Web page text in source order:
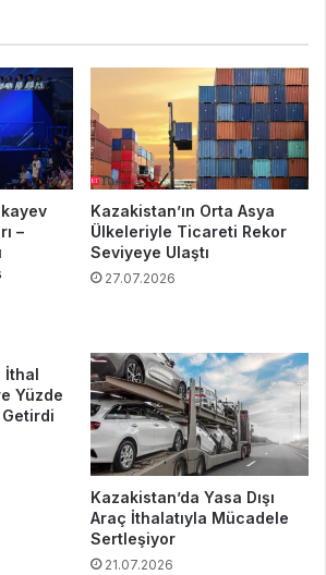
–
Kazakistan’ın Orta Asya
Ülkeleriyle Ticareti Rekor
Seviyeye Ulaştı
27.07.2026
İthal
Yüzde
Kazakistan’da Yasa Dışı
Araç İthalatıyla Mücadele
Sertleşiyor
21.07.2026